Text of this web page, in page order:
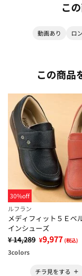
こ
動画あり ロ
この商品
30%off
ルフラン
メディフィット５Ｅベ
インシューズ
¥ 14,289 ¥9,977 (税込)
3colors
チラ見をする